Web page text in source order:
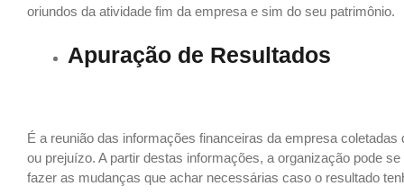
oriundos da atividade fim da empresa e sim do seu patrimônio.
Apuração de Resultados
É a reunião das informações financeiras da empresa
ou prejuízo. A partir destas informações, a organização pode
fazer as mudanças que achar necessárias caso o resultado